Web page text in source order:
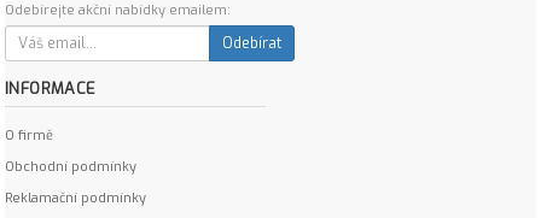
Odebírejte akční nabídky emailem:
Odebírat
INFORMACE
O firmě
Obchodní podmínky
Reklamační podmínky